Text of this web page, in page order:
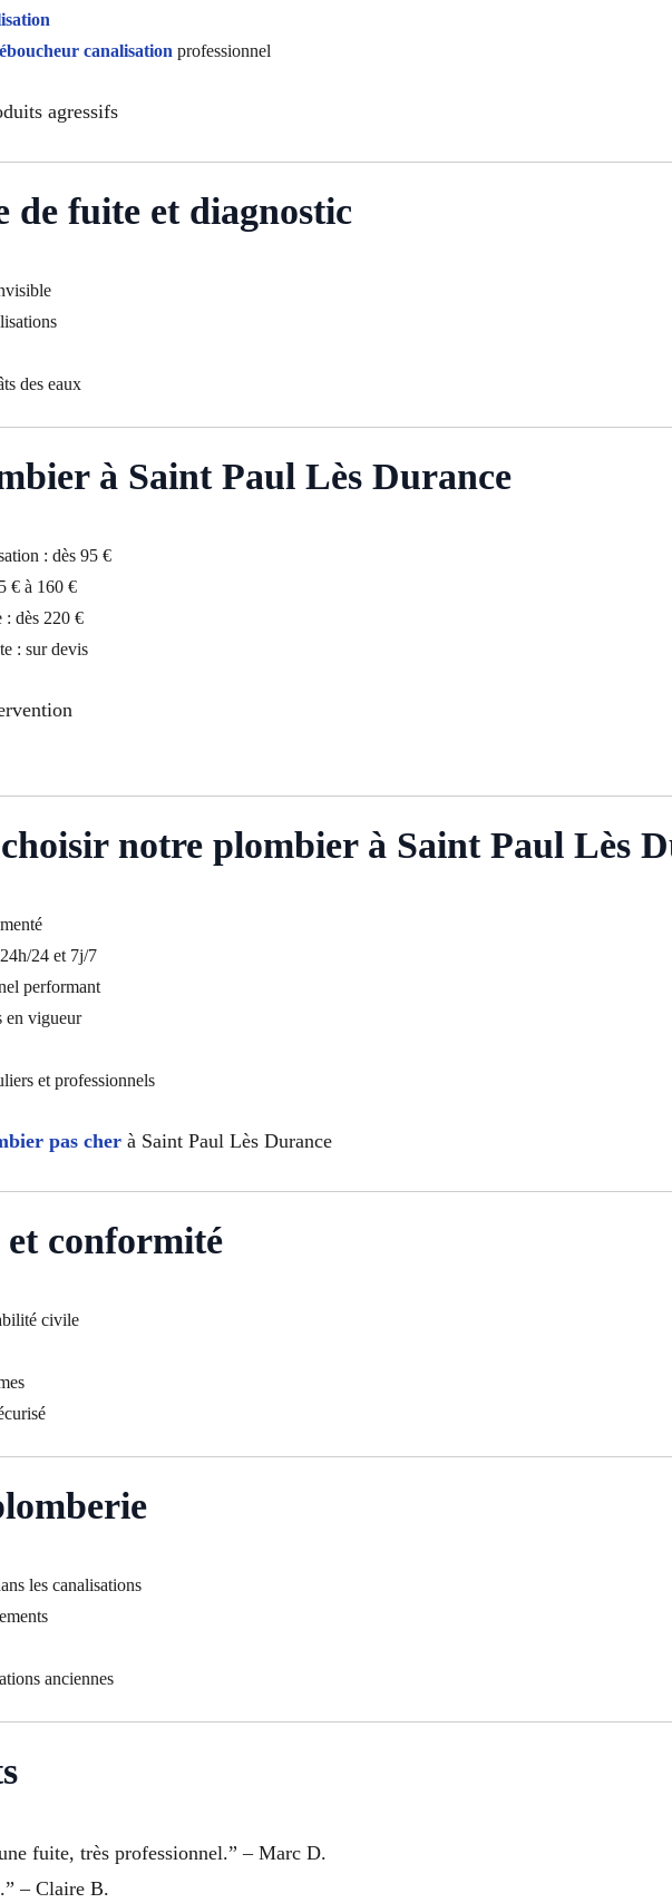
canalisation professionnel
agressifs
de fuite et diagnostic
des eaux
à Saint Paul Lès Durance
: dès 95 €
€ à 160 €
: dès 220 €
: sur devis
notre plombier à Saint Paul Lès
24 et 7j/7
performant
en vigueur
et professionnels
pas cherà Saint Paul Lès Durance
conformité
civile
les canalisations
anciennes
fuite, très professionnel.” – Marc D.
– Claire B.